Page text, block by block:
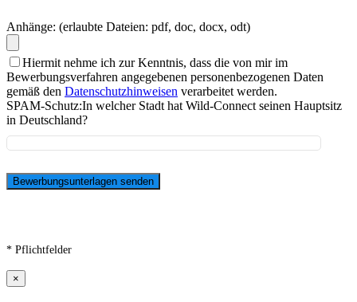
Anhänge: (erlaubte Dateien: pdf, doc, docx, odt)
Hiermit nehme ich zur Kenntnis, dass die von mir im
Bewerbungsverfahren angegebenen personenbezogenen Daten
gemäß den Datenschutzhinweisen verarbeitet werden.
SPAM-Schutz:In welcher Stadt hat Wild-Connect seinen Hauptsitz
in Deutschland?
* Pflichtfelder
×